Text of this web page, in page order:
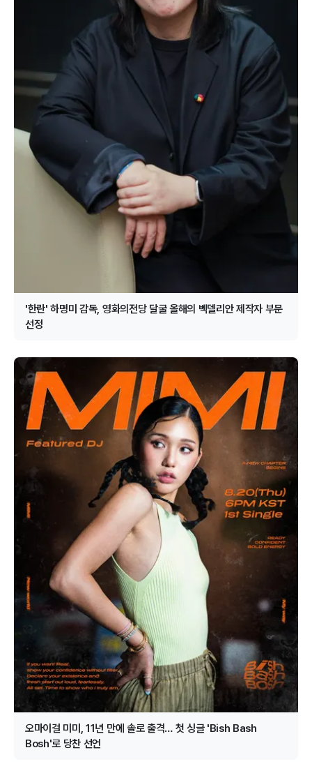
'한란' 하명미 감독, 영화의전당 달굴 올해의 벡델리안 제작자 부문
선정
오마이걸 미미, 11년 만에 솔로 출격… 첫 싱글 'Bish Bash
Bosh'로 당찬 선언